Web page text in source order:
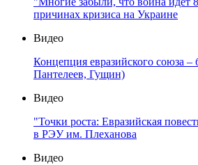
причинах кризиса на Украине
Видео
Концепция евразийского союза –
Пантелеев, Гущин)
Видео
"Точки роста: Евразийская
в РЭУ им. Плеханова
Видео